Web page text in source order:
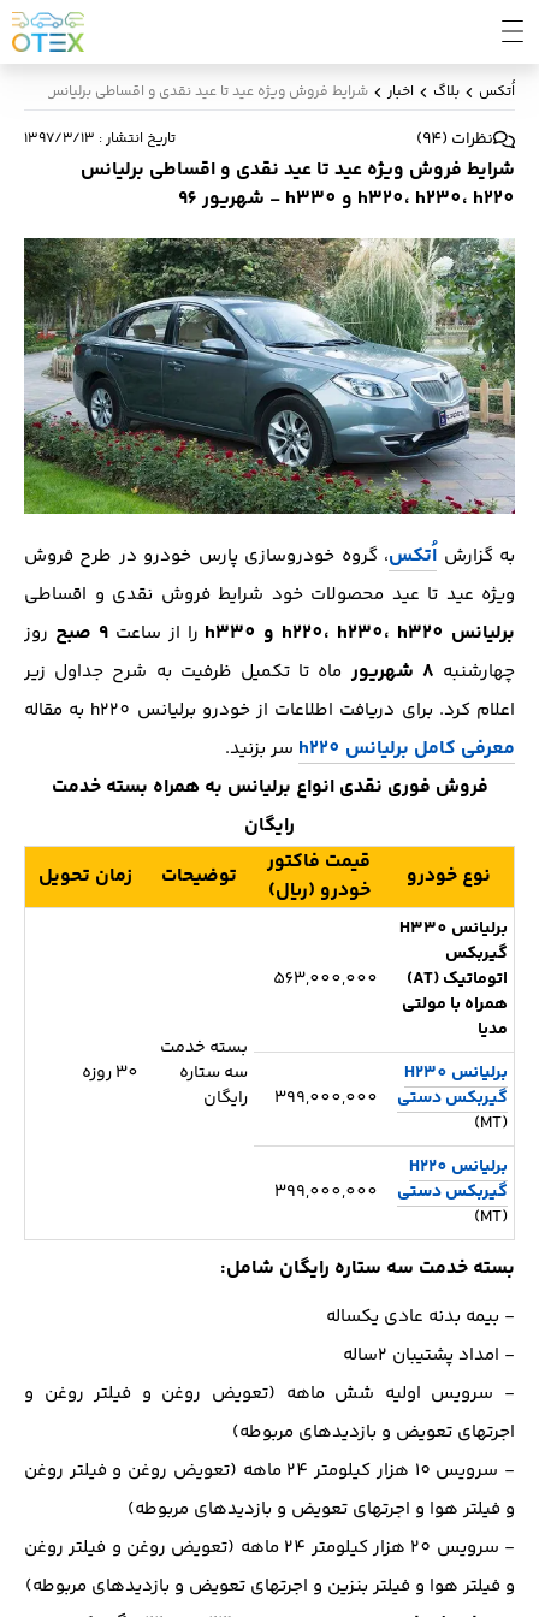
اُتکس بلاگ اخبار شرایط فروش ویژه عید تا عید نقدی و اقساطی برلیانس h320، h230، h220 و h330 - شهریور 96
نظرات (
94
) تاریخ انتشار: ۱۳۹۷/۳/۱۳
شرایط فروش ویژه عید تا عید نقدی و اقساطی برلیانس
h320، h230، h220 و h330 - شهریور 96
به گزارش اُتکس، گروه خودروسازی پارس خودرو در طرح فروش
ویژه عید تا عید محصولات خود شرایط فروش نقدی و اقساطی
برلیانس h220، h230، h320 و h330 را از ساعت9 صبح
روز
چهارشنبه 8 شهریور
ماه تا تکمیل ظرفیت به شرح جداول زیر
اعلام کرد. برای دریافت اطلاعات از خودرو برلیانس h220 به مقاله
معرفی کامل برلیانس h220 سر بزنید.
فروش فوری نقدی انواع برلیانس به همراه بسته خدمت
رایگان
نوع خودرو
قیمت فاکتور
خودرو (ریال)
توضیحات زمان تحویل
برلیانس H330
گیربکس
اتوماتیک (AT)
همراه با مولتی
مدیا
563,000,000
بسته خدمت
سه ستاره
رایگان
30 روزه
برلیانس H230
گیربکس دستی
(MT)
399,000,000
برلیانس H220
گیربکس دستی
(MT)
399,000,000
بسته خدمت سه ستاره رایگان شامل:
- بیمه بدنه عادی یکساله
- امداد پشتیبان 2ساله
- سرویس اولیه شش ماهه (تعویض روغن و فیلتر روغن و
اجرتهای تعویض و بازدیدهای مربوطه)
- سرویس 10 هزار کیلومتر 24 ماهه (تعویض روغن و فیلتر روغن
و فیلتر هوا و اجرتهای تعویض و بازدیدهای مربوطه)
- سرویس 20 هزار کیلومتر 24 ماهه (تعویض روغن و فیلتر روغن
و فیلتر هوا و فیلتر بنزین و اجرتهای تعویض و بازدیدهای مربوطه)